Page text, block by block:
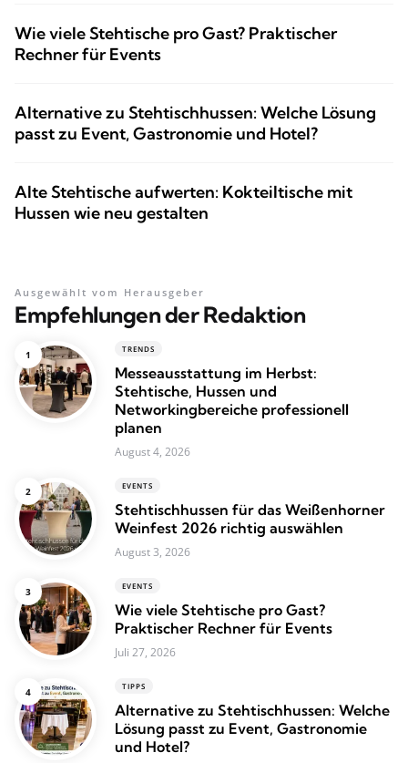
Wie viele Stehtische pro Gast? Praktischer
Rechner für Events
Alternative zu Stehtischhussen: Welche Lösung
passt zu Event, Gastronomie und Hotel?
Alte Stehtische aufwerten: Kokteiltische mit
Hussen wie neu gestalten
Empfehlungen der Redaktion
Ausgewählt vom Herausgeber
TRENDS
Messeausstattung im Herbst:
Stehtische, Hussen und
Networkingbereiche professionell
planen
August 4, 2026
EVENTS
Stehtischhussen für das Weißenhorner
Weinfest 2026 richtig auswählen
August 3, 2026
EVENTS
Wie viele Stehtische pro Gast?
Praktischer Rechner für Events
Juli 27, 2026
TIPPS
Alternative zu Stehtischhussen: Welche
Lösung passt zu Event, Gastronomie
und Hotel?